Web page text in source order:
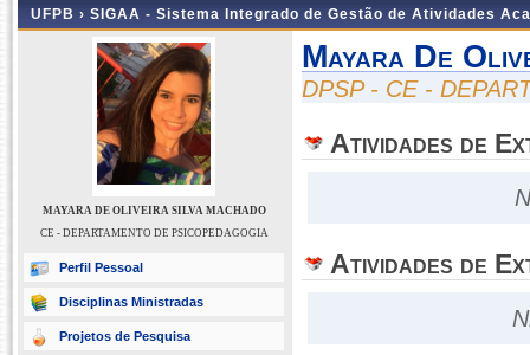
UFPB › SIGAA - Sistema Integrado de Gestão de Atividades
MAYARA DE OLIVEIRA SILVA MACHADO
CE - DEPARTAMENTO DE PSICOPEDAGOGIA
Perfil Pessoal
Disciplinas Ministradas
Projetos de Pesquisa
Mayara De
DPSP - CE -
Atividades de
Atividades de